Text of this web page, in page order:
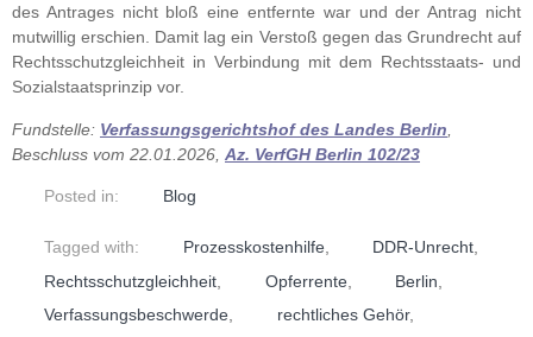
des Antrages nicht bloß eine entfernte war und der Antrag nicht
mutwillig erschien. Damit lag ein Verstoß gegen das Grundrecht auf
Rechtsschutzgleichheit in Verbindung mit dem Rechtsstaats- und
Sozialstaatsprinzip vor.
Fundstelle: Verfassungsgerichtshof des Landes Berlin
Beschluss vom 22.01.2026, Az. VerfGH Berlin 102/23
Posted in: Blog
Tagged with: Prozesskostenhilfe, DDR-Unrecht,
Rechtsschutzgleichheit
Opferrente, Berlin
Verfassungsbeschwerde
rechtliches Gehör,